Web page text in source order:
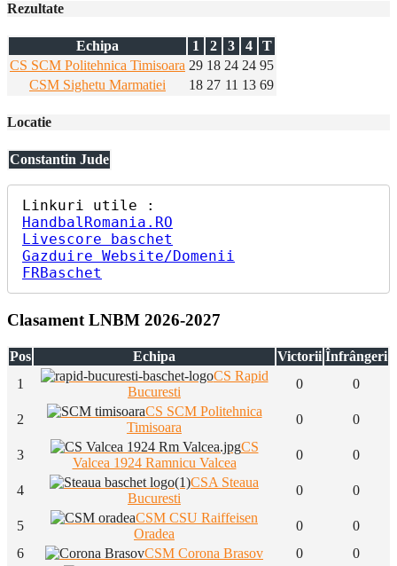
Rezultate
Echipa 1 2 3 4
T
CS SCM Politehnica Timisoara 29 18 24 24 95
CSM Sighetu Marmatiei
18 27 11 13 69
Locatie
Constantin Jude
HandbalRomania.RO
Livescore baschet
Gazduire Website/Domenii
FRBaschet
Clasament LNBM 2026-2027
Pos Echipa Victorii Înfrângeri
1
CS Rapid
Bucuresti
0 0
2
CS SCM Politehnica
Timisoara
0 0
3
CS
Valcea 1924 Ramnicu Valcea
0 0
4
CSA Steaua
Bucuresti
0 0
5
CSM CSU Raiffeisen
Oradea
0
0
6
CSM Corona Brasov 0
0